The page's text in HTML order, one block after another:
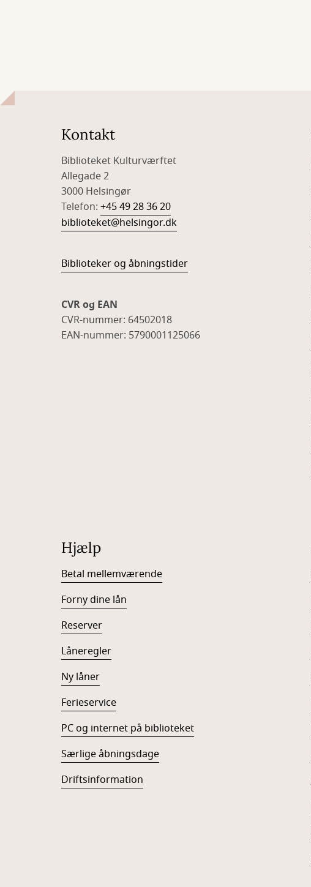
Kontakt
Biblioteket Kulturværftet
Allegade 2
3000 Helsingør
Telefon: +45 49 28 36 20
biblioteket@helsingor.dk
Biblioteker og åbningstider
CVR og EAN
CVR-nummer: 64502018
EAN-nummer: 5790001125066
Hjælp
Betal mellemværende
Forny dine lån
Reserver
Låneregler
Ny låner
Ferieservice
PC og internet på biblioteket
Særlige åbningsdage
Driftsinformation